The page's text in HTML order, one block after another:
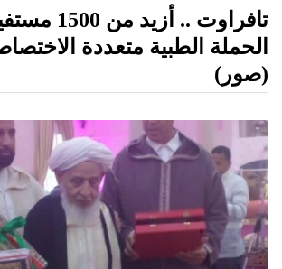
تافراوت .. أزيد
الحملة الطبية متعددة
(صور)